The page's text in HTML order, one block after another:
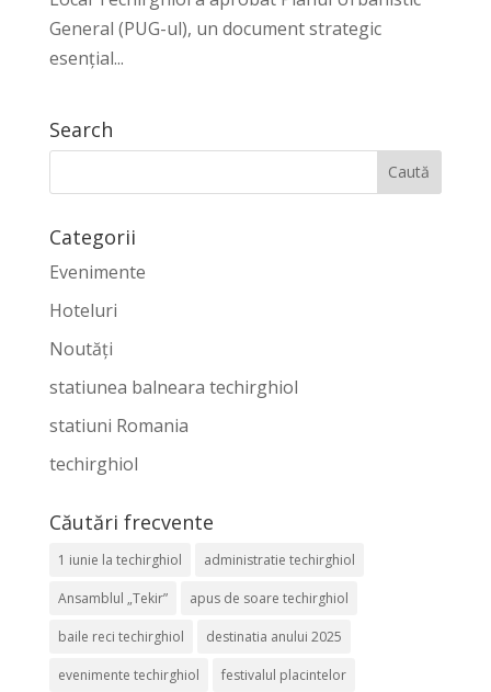
General (PUG-ul), un document strategic
esențial...
Search
Categorii
Evenimente
Hoteluri
Noutăți
statiunea balneara techirghiol
statiuni Romania
techirghiol
Căutări frecvente
1 iunie la techirghiol administratie techirghiol
Ansamblul „Tekir” apus de soare techirghiol
baile reci techirghiol destinatia anului 2025
evenimente techirghiol festivalul placintelor